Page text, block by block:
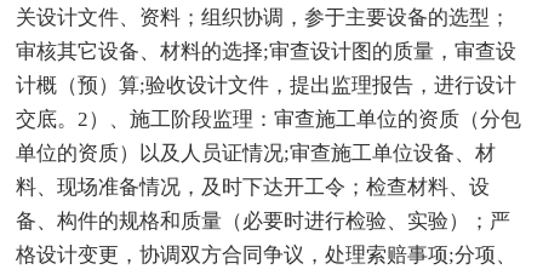
关设计文件、资料；组织协调，参于主要设备的选型；
审核其它设备、材料的选择;审查设计图的质量，审查设
计概（预）算;验收设计文件，提出监理报告，进行设计
交底。2）、施工阶段监理：审查施工单位的资质（分包
单位的资质）以及人员证情况;审查施工单位设备、材
料、现场准备情况，及时下达开工令；检查材料、设
备、构件的规格和质量（必要时进行检验、实验）；严
格设计变更，协调双方合同争议，处理索赔事项;分项、